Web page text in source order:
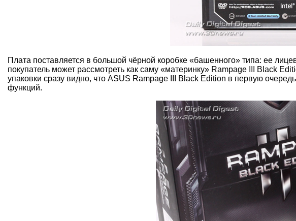
Плата поставляется в большой чёрной коробке «башенного» типа: ее
покупатель может рассмотреть как саму «материнку» Rampage III Black
упаковки сразу видно, что ASUS Rampage III Black Edition в первую
функций.